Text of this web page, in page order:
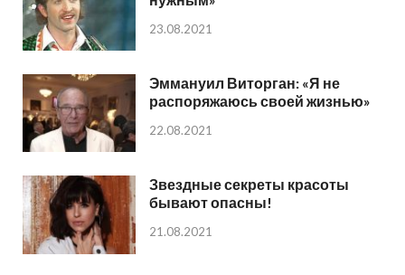
23.08.2021
Эммануил Виторган: «Я не
распоряжаюсь своей жизнью»
22.08.2021
Звездные секреты красоты
бывают опасны!
21.08.2021